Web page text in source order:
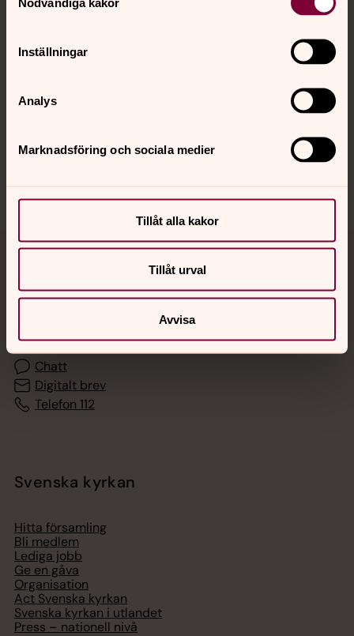
Inställningar
Analys
Marknadsföring och sociala medier
Tillåt alla kakor
Tillåt urval
Avvisa
Sociala kanaler
Jourhavande präst
Akut samtals- och krisstöd. Prata eller chatta anonymt
med en präst på kvällar och nätter.
Chatt
Digitalt brev
Telefon 112
Svenska kyrkan
Hitta församling
Bli medlem
Lediga jobb
Ge en gåva
Organisation
Act Svenska kyrkan
Svenska kyrkan i utlandet
Press – nationell nivå